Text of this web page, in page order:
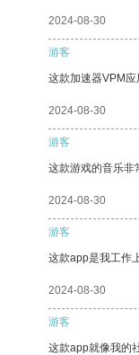
2024-08-30
游客
这款加速器VPM应
2024-08-30
游客
这款游戏的音乐非
2024-08-30
游客
这款app是我工作
2024-08-30
游客
这款app就像我的